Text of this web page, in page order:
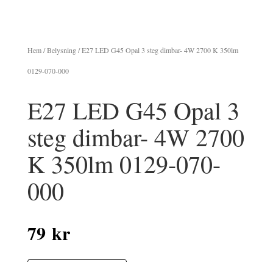
Hem/Belysning/ E27 LED G45 Opal 3 steg dimbar- 4W 2700 K 350lm
0129-070-000
E27 LED G45 Opal 3
steg dimbar- 4W 2700
K 350lm 0129-070-
000
79 kr